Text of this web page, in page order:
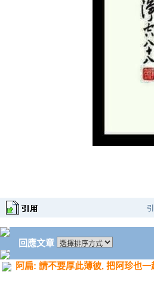
回應文章
阿扁: 請不要厚此薄彼, 把阿珍也一